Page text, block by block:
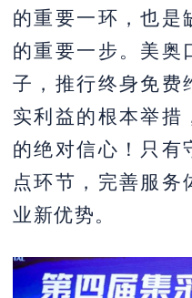
的重要一环，也是
的重要一步。美奥
子 ，推行终身免
实利益的根本举措
的绝对信心！只有
点环节，完善服务
业新优势。